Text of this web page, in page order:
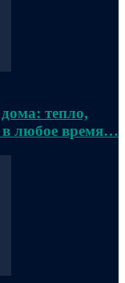
тепло,
в любое время…